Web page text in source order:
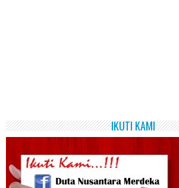
IKUTI KAMI